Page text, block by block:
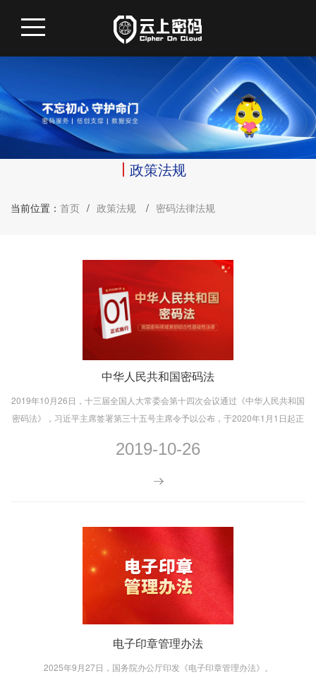
政策法规
当前位置： 首页 / 政策法规 / 密码法律法规
中华人民共和国密码法
2019年10月26日，十三届全国人大常委会第十四次会议通过《中华人民共和国
密码法》，习近平主席签署第三十五号主席令予以公布，于2020年1月1日起正
2019-10-26
电子印章管理办法
2025年9月27日，国务院办公厅印发《电子印章管理办法》。